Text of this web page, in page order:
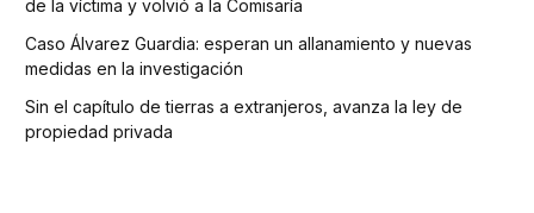
de la víctima y volvió a la Comisaría
Caso Álvarez Guardia: esperan un allanamiento y nuevas
medidas en la investigación
Sin el capítulo de tierras a extranjeros, avanza la ley de
propiedad privada